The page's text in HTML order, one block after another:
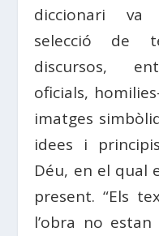
diccionari va
selecció de
discursos,
oficials,
imatges
idees i
Déu, en el qual
present. “Els
l’obra no